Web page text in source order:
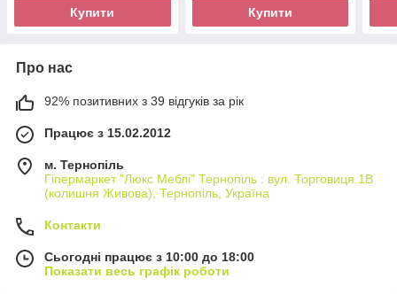
Купити Купити
Про нас
92% позитивних з 39 відгуків за рік
Працює з 15.02.2012
м. Тернопіль
Гіпермаркет "Люкс Меблі" Тернопіль : вул. Торговиця 1В
(колишня Живова), Тернопіль, Україна
Контакти
Сьогодні працює з 10:00 до 18:00
Показати весь графік роботи